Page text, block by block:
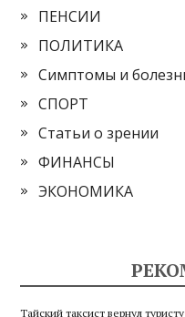
ПЕНСИИ
ПОЛИТИКА
Симптомы и
СПОРТ
Статьи о зрении
ФИНАНСЫ
ЭКОНОМИКА
Тайский таксист вернул